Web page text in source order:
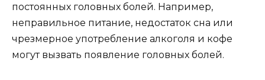
постоянных головных болей. Например,
неправильное питание, недостаток сна или
чрезмерное употребление алкоголя и кофе
могут вызвать появление головных болей.